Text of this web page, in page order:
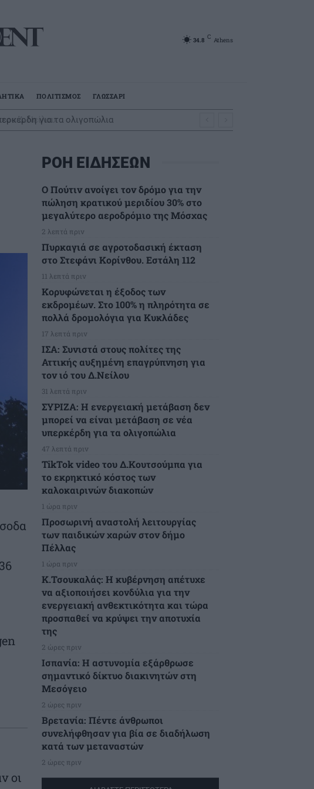
34.8 C Athens
ΠΟΛΙΤΙΣΜΟΣ ΓΛΩΣΣΑΡΙ
για τα ολιγοπώλια
οι
ΡΟΗ ΕΙΔΗΣΕΩΝ
Ο Πούτιν ανοίγει τον δρόμο για την
πώληση κρατικού μεριδίου 30% στο
μεγαλύτερο αεροδρόμιο της Μόσχας
2 λεπτά πριν
Πυρκαγιά σε αγροτοδασική έκταση
στο Στεφάνι Κορίνθου. Εστάλη 112
11 λεπτά πριν
Κορυφώνεται η έξοδος των
εκδρομέων. Στο 100% η πληρότητα σε
πολλά δρομολόγια για Κυκλάδες
17 λεπτά πριν
ΙΣΑ: Συνιστά στους πολίτες της
Αττικής αυξημένη επαγρύπνηση για
τον ιό του Δ.Νείλου
31 λεπτά πριν
ΣΥΡΙΖΑ: Η ενεργειακή μετάβαση δεν
μπορεί να είναι μετάβαση σε νέα
υπερκέρδη για τα ολιγοπώλια
47 λεπτά πριν
TikTok video του Δ.Κουτσούμπα για
το εκρηκτικό κόστος των
καλοκαιρινών διακοπών
1 ώρα πριν
Προσωρινή αναστολή λειτουργίας
των παιδικών χαρών στον δήμο
Πέλλας
1 ώρα πριν
Κ.Τσουκαλάς: Η κυβέρνηση απέτυχε
να αξιοποιήσει κονδύλια για την
ενεργειακή ανθεκτικότητα και τώρα
προσπαθεί να κρύψει την αποτυχία
της
2 ώρες πριν
Ισπανία: Η αστυνομία εξάρθρωσε
σημαντικό δίκτυο διακινητών στη
Μεσόγειο
2 ώρες πριν
Βρετανία: Πέντε άνθρωποι
συνελήφθησαν για βία σε διαδήλωση
κατά των μεταναστών
2 ώρες πριν